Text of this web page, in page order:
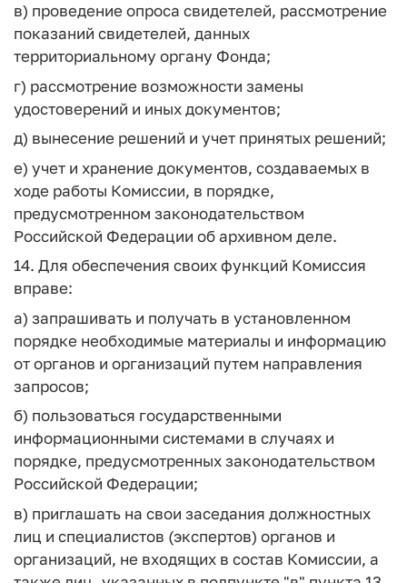
в) проведение опроса свидетелей, рассмотрение
показаний свидетелей, данных
территориальному органу Фонда;
г) рассмотрение возможности замены
удостоверений и иных документов;
д) вынесение решений и учет принятых решений;
е) учет и хранение документов, создаваемых в
ходе работы Комиссии, в порядке,
предусмотренном законодательством
Российской Федерации об архивном деле.
14. Для обеспечения своих функций Комиссия
вправе:
а) запрашивать и получать в установленном
порядке необходимые материалы и информацию
от органов и организаций путем направления
запросов;
б) пользоваться государственными
информационными системами в случаях и
порядке, предусмотренных законодательством
Российской Федерации;
в) приглашать на свои заседания должностных
лиц и специалистов (экспертов) органов и
организаций, не входящих в состав Комиссии, а